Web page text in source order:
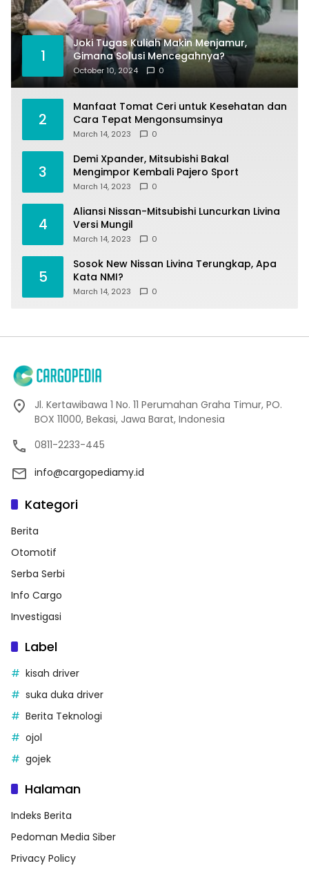
1
Joki Tugas Kuliah Makin Menjamur,
Gimana Solusi Mencegahnya?
October 10, 2024 0
2
Manfaat Tomat Ceri untuk Kesehatan dan
Cara Tepat Mengonsumsinya
March 14, 2023 0
3
Demi Xpander, Mitsubishi Bakal
Mengimpor Kembali Pajero Sport
March 14, 2023 0
4
Aliansi Nissan-Mitsubishi Luncurkan Livina
Versi Mungil
March 14, 2023 0
5
Sosok New Nissan Livina Terungkap, Apa
Kata NMI?
March 14, 2023 0
Jl. Kertawibawa 1 No. 11 Perumahan Graha Timur, PO.
BOX 11000, Bekasi, Jawa Barat, Indonesia
0811-2233-445
info@cargopediamy.id
Kategori
Berita
Otomotif
Serba Serbi
Info Cargo
Investigasi
Label
kisah driver
suka duka driver
Berita Teknologi
ojol
gojek
Halaman
Indeks Berita
Pedoman Media Siber
Privacy Policy